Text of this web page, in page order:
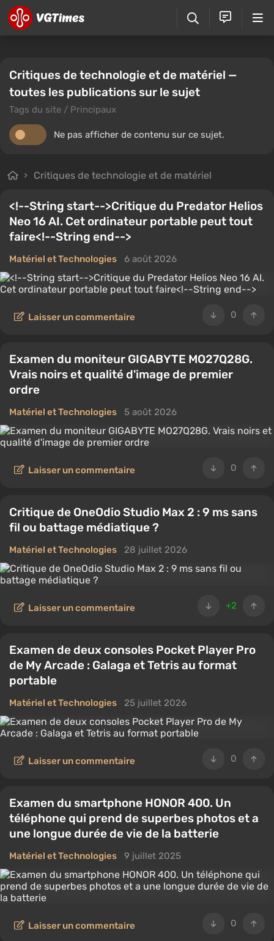
Critiques de technologie et de matériel —
toutes les publications sur le sujet
Tags du site / Principaux
Ne pas afficher de contenu sur ce sujet.
Critiques de technologie et de matériel
<!--String start-->Critique du Predator Helios
Neo 16 AI. Cet ordinateur portable peut tout
faire<!--String end-->
Matériel et Technologies 6 août 2026
0
Laisser un commentaire
Examen du moniteur GIGABYTE MO27Q28G.
Vrais noirs et qualité d'image de premier
ordre
Matériel et Technologies 5 août 2026
0
Laisser un commentaire
Critique de OneOdio Studio Max 2 : 9 ms sans
fil ou battage médiatique ?
Matériel et Technologies 28 juillet 2026
+2
Laisser un commentaire
Examen de deux consoles Pocket Player Pro
de My Arcade : Galaga et Tetris au format
portable
Matériel et Technologies 25 juillet 2026
0
Laisser un commentaire
Examen du smartphone HONOR 400. Un
téléphone qui prend de superbes photos et a
une longue durée de vie de la batterie
Matériel et Technologies 9 juillet 2025
0
Laisser un commentaire